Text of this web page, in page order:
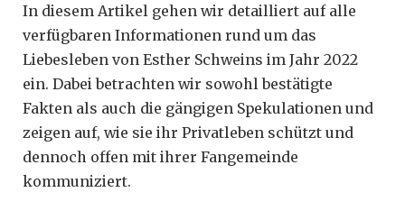
In diesem Artikel gehen wir detailliert auf alle
verfügbaren Informationen rund um das
Liebesleben von Esther Schweins im Jahr 2022
ein. Dabei betrachten wir sowohl bestätigte
Fakten als auch die gängigen Spekulationen und
zeigen auf, wie sie ihr Privatleben schützt und
dennoch offen mit ihrer Fangemeinde
kommuniziert.